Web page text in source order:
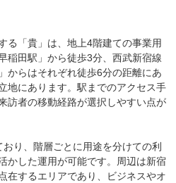
る「貴」は、地上4階建ての事業用
稲田駅」から徒歩3分、西武新宿線
からはそれぞれ徒歩6分の距離にあ
地にあります。駅までのアクセス手
訪者の移動経路が選択しやすい点が
り、階層ごとに用途を分けての利
かした運用が可能です。周辺は新宿
在するエリアであり、ビジネスやオ